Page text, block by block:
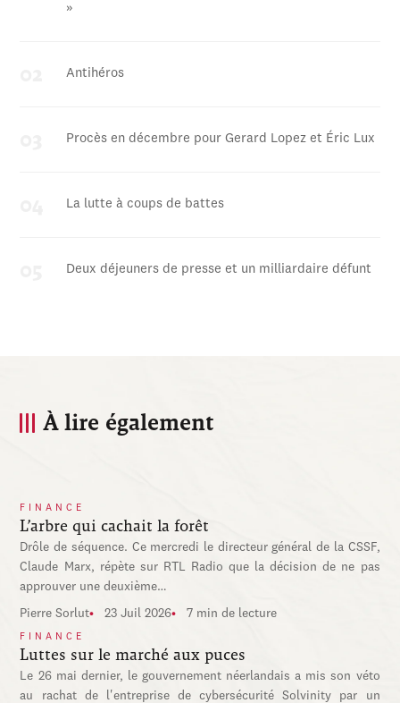
»
Antihéros
Procès en décembre pour Gerard Lopez et Éric Lux
La lutte à coups de battes
Deux déjeuners de presse et un milliardaire défunt
À lire également
FINANCE
L’arbre qui cachait la forêt
Drôle de séquence. Ce mercredi le directeur général de la CSSF,
Claude Marx, répète sur RTL Radio que la décision de ne pas
approuver une deuxième…
Pierre Sorlut 23 Juil 2026 7 min de lecture
FINANCE
Luttes sur le marché aux puces
Le 26 mai dernier, le gouvernement néerlandais a mis son véto
au rachat de l'entreprise de cybersécurité Solvinity par un